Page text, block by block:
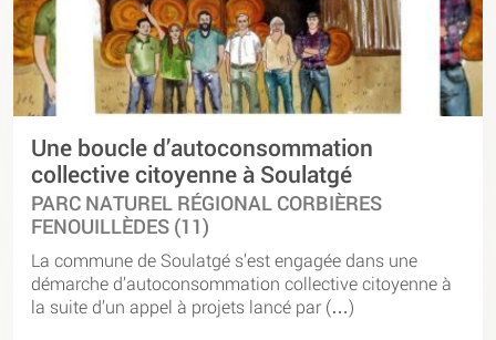
Une boucle d’autoconsommation
collective citoyenne à Soulatgé
PARC NATUREL RÉGIONAL CORBIÈRES
FENOUILLÈDES (11)
La commune de Soulatgé s’est engagée dans une
démarche d’autoconsommation collective citoyenne à
la suite d’un appel à projets lancé par (…)